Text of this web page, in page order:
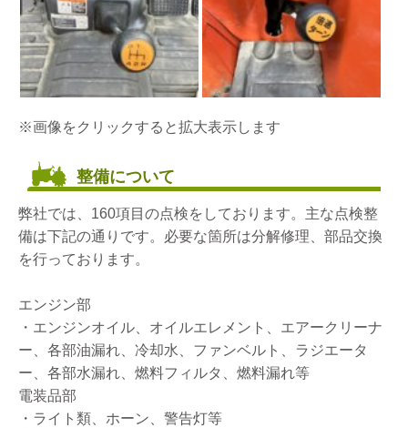
※画像をクリックすると拡大表示します
整備について
弊社では、160項目の点検をしております。主な点検整
備は下記の通りです。必要な箇所は分解修理、部品交換
を行っております。
エンジン部
・エンジンオイル、オイルエレメント、エアークリーナ
ー、各部油漏れ、冷却水、ファンベルト、ラジエータ
ー、各部水漏れ、燃料フィルタ、燃料漏れ等
電装品部
・ライト類、ホーン、警告灯等